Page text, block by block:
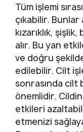
Tüm işlemi
çıkabilir.
kızarıklık,
alır. Bu yan
ve doğru
edilebilir. Cilt
sonrasında cilt
önemlidir.
etkileri
etmenizi